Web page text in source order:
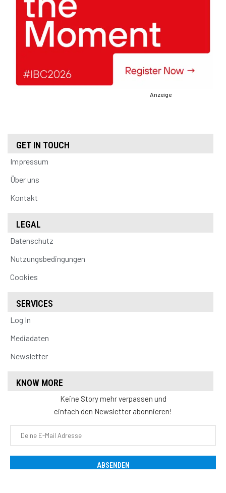
Anzeige
GET IN TOUCH
Impressum
Über uns
Kontakt
LEGAL
Datenschutz
Nutzungsbedingungen
Cookies
SERVICES
Log In
Mediadaten
Newsletter
KNOW MORE
Keine Story mehr verpassen und
einfach den Newsletter abonnieren!